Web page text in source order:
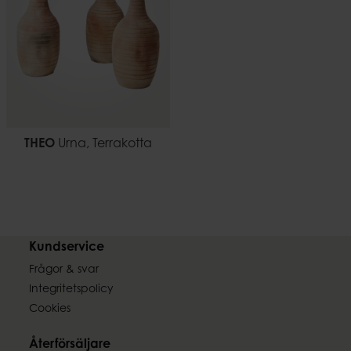
THEOUrna, Terrakotta
Kundservice
Frågor & svar
Integritetspolicy
Cookies
Återförsäljare